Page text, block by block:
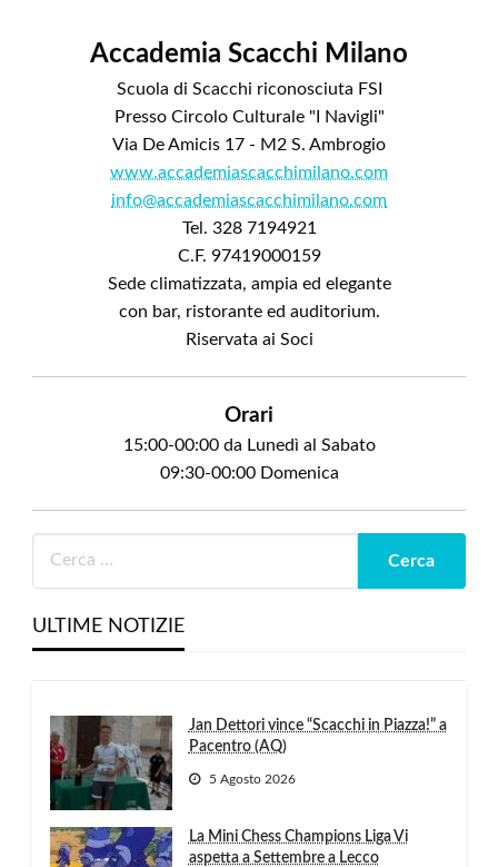
Accademia Scacchi Milano
Scuola di Scacchi riconosciuta FSI
Presso Circolo Culturale "I Navigli"
Via De Amicis 17 - M2 S. Ambrogio
www.accademiascacchimilano.com
info@accademiascacchimilano.com
Tel. 328 7194921
C.F. 97419000159
Sede climatizzata, ampia ed elegante
con bar, ristorante ed auditorium.
Riservata ai Soci
Orari
15:00-00:00 da Lunedì al Sabato
09:30-00:00 Domenica
ULTIME NOTIZIE
Jan Dettori vince “Scacchi in Piazza!” a
Pacentro (AQ)
5 Agosto 2026
La Mini Chess Champions Liga Vi
aspetta a Settembre a Lecco